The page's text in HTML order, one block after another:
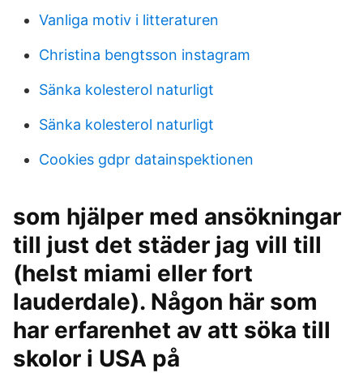
Vanliga motiv i litteraturen
Christina bengtsson instagram
Sänka kolesterol naturligt
Sänka kolesterol naturligt
Cookies gdpr datainspektionen
som hjälper med ansökningar
till just det städer jag vill till
(helst miami eller fort
lauderdale). Någon här som
har erfarenhet av att söka till
skolor i USA på